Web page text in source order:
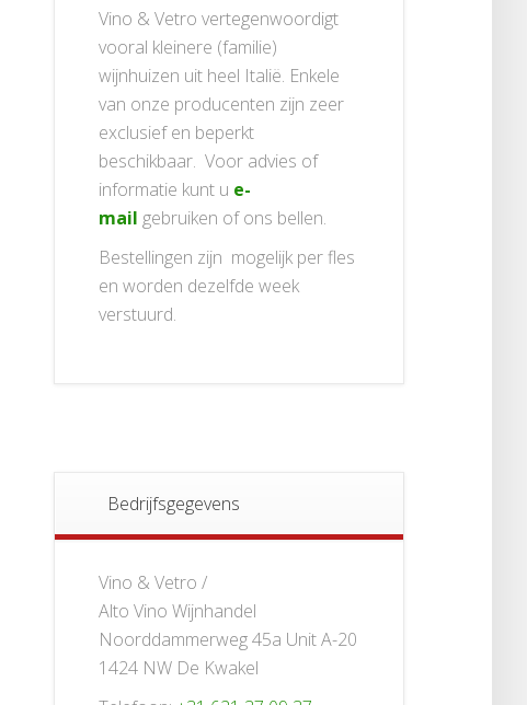
Vino & Vetro vertegenwoordigt
vooral kleinere (familie)
wijnhuizen uit heel Italië. Enkele
van onze producenten zijn zeer
exclusief en beperkt
beschikbaar. Voor advies of
informatie kunt u e-
mail gebruiken of ons bellen.
Bestellingen zijn mogelijk per fles
en worden dezelfde week
verstuurd.
Bedrijfsgegevens
Vino & Vetro /
Alto Vino Wijnhandel
Noorddammerweg 45a Unit A-20
1424 NW De Kwakel